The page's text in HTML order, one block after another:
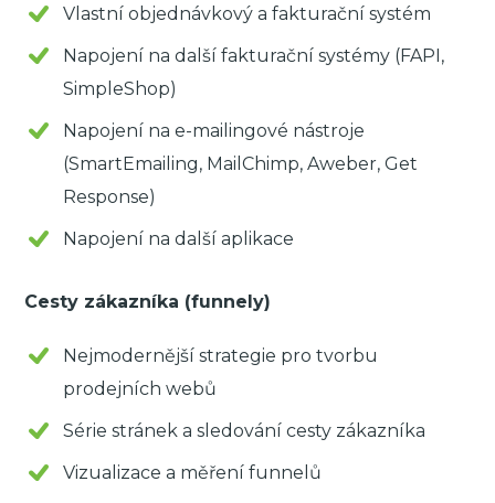
Vlastní objednávkový a fakturační systém
Napojení na další fakturační systémy (FAPI,
SimpleShop)
Napojení na e-mailingové nástroje
(SmartEmailing, MailChimp, Aweber, Get
Response)
Napojení na další aplikace
Cesty zákazníka (funnely)
Nejmodernější strategie pro tvorbu
prodejních webů
Série stránek a sledování cesty zákazníka
Vizualizace a měření funnelů